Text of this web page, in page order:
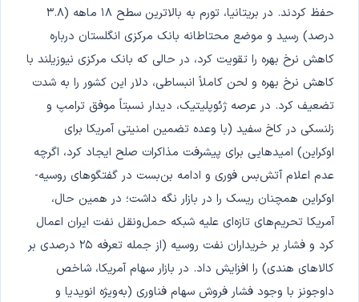
حفظ کردند. در بریتانیا، تورم به بالاترین سطح ۱۸ ماهه (۳.۸
درصد) رسید و موضع محتاطانه بانک مرکزی انگلستان درباره
کاهش نرخ بهره را تقویت کرد، در حالی که بانک مرکزی نیوزیلند با
کاهش نرخ بهره و لحن کاملاً انبساطی، دلار این کشور را به شدت
تضعیف کرد. در عرصه ژئوپلیتیک، دیدار نسبتاً موفق ترامپ و
زلنسکی در کاخ سفید (با وعده تضمین امنیتی آمریکا برای
اوکراین) امیدهایی برای پیشرفت مذاکرات صلح ایجاد کرد، اگرچه
عدم اعلام آتش‌بس فوری و ادامه بن‌بست در گفتگوهای روسیه-
اوکراین همچنان ریسک را در بازار نگه داشت؛ در همین حال،
آمریکا تحریم‌های تازه‌ای علیه شبکه حمل‌ونقل نفت ایران اعمال
کرد و فشار بر خریداران نفت روسیه (از جمله تعرفه ۲۵ درصدی بر
کالاهای هندی) را افزایش داد. در بازار سهام آمریکا، شاخص
داوجونز با وجود فشار فروش سهام فناوری (به‌ویژه انویدیا و